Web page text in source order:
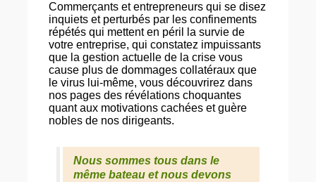
Commerçants et entrepreneurs qui se disez
inquiets et perturbés par les confinements
répétés qui mettent en péril la survie de
votre entreprise, qui constatez impuissants
que la gestion actuelle de la crise vous
cause plus de dommages collatéraux que
le virus lui-même, vous découvrirez dans
nos pages des révélations choquantes
quant aux motivations cachées et guère
nobles de nos dirigeants.
Nous sommes tous dans le
même bateau et nous devons